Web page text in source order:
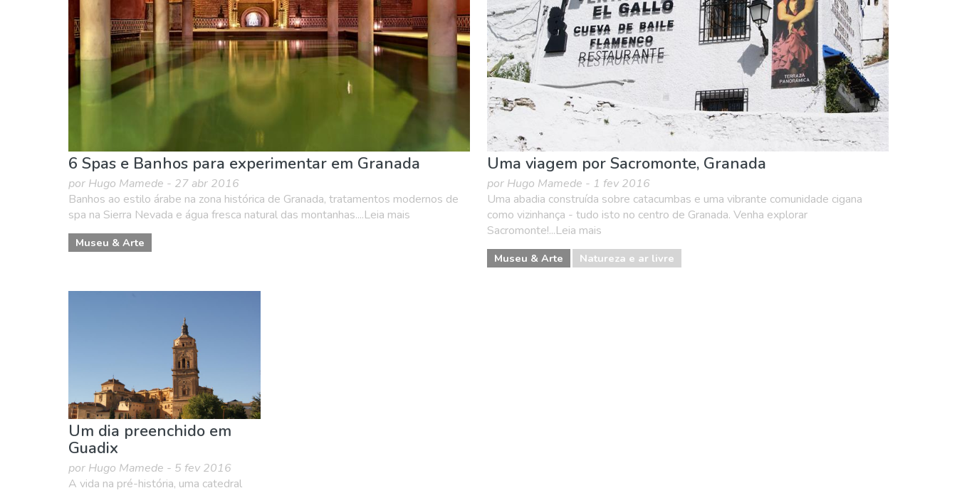
6 Spas e Banhos para experimentar em Granada
por Hugo Mamede - 27 abr 2016
Banhos ao estilo árabe na zona histórica de Granada, tratamentos modernos de
spa na Sierra Nevada e água fresca natural das montanhas....Leia mais
Museu & Arte
Uma viagem por Sacromonte, Granada
por Hugo Mamede - 1 fev 2016
Uma abadia construída sobre catacumbas e uma vibrante comunidade cigana
como vizinhança - tudo isto no centro de Granada. Venha explorar
Sacromonte!...Leia mais
Museu & Arte Natureza e ar livre
Um dia preenchido em
Guadix
por Hugo Mamede - 5 fev 2016
A vida na pré-história, uma catedral